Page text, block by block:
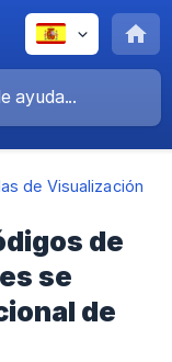
de Visualización
de
se
de